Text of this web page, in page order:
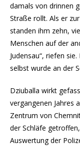
damals von drinnen
Straße rollt. Als er
standen ihm zehn,
Menschen auf der
Judensau“, riefen
selbst wurde an der
Dziuballa wirkt
vergangenen Jahres
Zentrum von
der Schläfe
Auswertung der